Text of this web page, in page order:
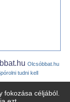
fokozása céljából.
Olcsóbbat.hu
tudni kell